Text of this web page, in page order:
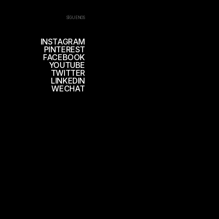
SÍGUENOS
INSTAGRAM
PINTEREST
FACEBOOK
YOUTUBE
TWITTER
LINKEDIN
WECHAT